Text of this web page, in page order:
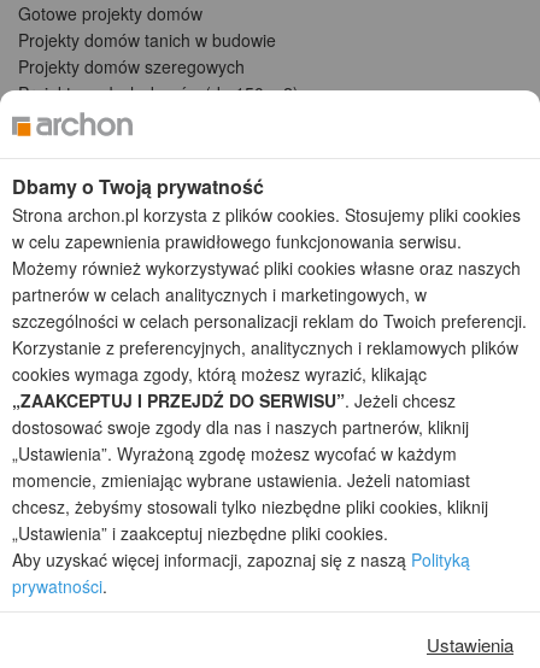
Gotowe projekty domów
Projekty domów tanich w budowie
Projekty domów szeregowych
Projekty małych domów (do 150 m2)
Projekty domów wielorodzinnych
Projekty domów nowoczesnych
Projekty domów parterowych
2026 © ARCHON+ Biuro Projektów - Tradycyjne i nowoczesne gotowe
projekty domów - autorska pracownia architektoniczna założona w 1990r.
przez arch. Barbarę Mendel
Z uwagi na ciągłe doskonalenie procesu powstawania projektów (zgodnie z
normą ISO 9001), prezentowane na stronie projekty domów mogą
nieznacznie różnić się od dokumentacji technicznej.
Informujemy, iż w celu optymalizacji treści dostępnych w naszym sklepie,
dostosowania ich do Państwa indywidualnych potrzeb korzystamy z
informacji zapisanych za pomocą plików cookies na urządzeniach
końcowych użytkowników. Pliki cookies użytkownik może kontrolować za
pomocą ustawień swojej przeglądarki internetowej. Dalsze korzystanie z
naszego serwisu internetowego, bez zmiany ustawień przeglądarki
internetowej oznacza, iż użytkownik akceptuje stosowanie plików cookies.
Więcej informacji zawartych jest w polityce prywatności.
Polityka prywatności
Reklamacje
Jak zmienić ustawienia cookies
Dbamy o Twoją prywatność
Strona archon.pl korzysta z plików cookies. Stosujemy pliki cookies
w celu zapewnienia prawidłowego funkcjonowania serwisu.
Możemy również wykorzystywać pliki cookies własne oraz naszych
partnerów w celach analitycznych i marketingowych, w
szczególności w celach personalizacji reklam do Twoich preferencji.
Korzystanie z preferencyjnych, analitycznych i reklamowych plików
cookies wymaga zgody, którą możesz wyrazić, klikając
„ZAAKCEPTUJ I PRZEJDŹ DO SERWISU”. Jeżeli chcesz
dostosować swoje zgody dla nas i naszych partnerów, kliknij
„Ustawienia”. Wyrażoną zgodę możesz wycofać w każdym
momencie, zmieniając wybrane ustawienia. Jeżeli natomiast
chcesz, żebyśmy stosowali tylko niezbędne pliki cookies, kliknij
„Ustawienia” i zaakceptuj niezbędne pliki cookies.
Aby uzyskać więcej informacji, zapoznaj się z naszą Polityką
prywatności.
Ustawienia